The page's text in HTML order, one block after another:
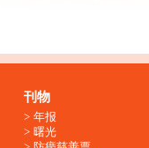
刊物
年报
曙光